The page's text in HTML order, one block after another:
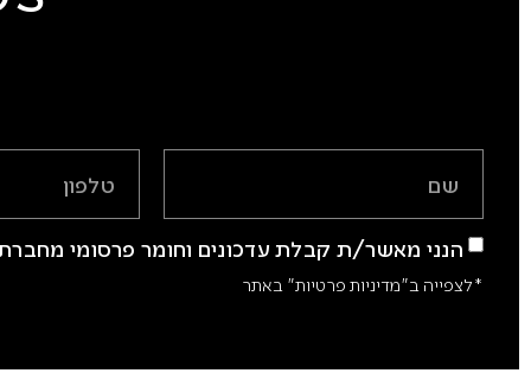
הנני מאשר/ת קבלת עדכונים וחומר פרסומי
*לצפייה ב"מדיניות פרטיות" באתר